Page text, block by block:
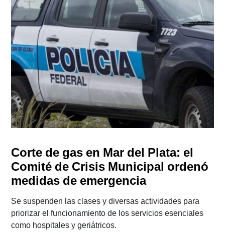
Corte de gas en Mar del Plata: el
Comité de Crisis Municipal ordenó
medidas de emergencia
Se suspenden las clases y diversas actividades para
priorizar el funcionamiento de los servicios esenciales
como hospitales y geriátricos.